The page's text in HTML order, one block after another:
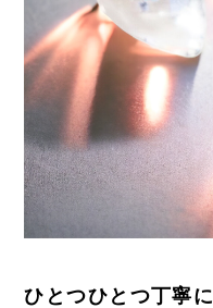
ひとつひとつ丁寧に